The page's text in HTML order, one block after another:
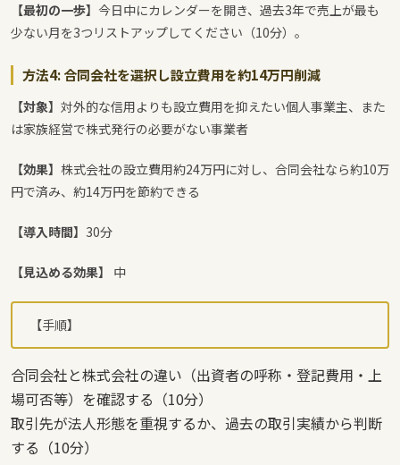
【最初の一歩】 今日中にカレンダーを開き、過去3年で売上が最も
少ない月を3つリストアップしてください（10分）。
方法4: 合同会社を選択し設立費用を約14万円削減
【対象】 対外的な信用よりも設立費用を抑えたい個人事業主、また
は家族経営で株式発行の必要がない事業者
【効果】 株式会社の設立費用約24万円に対し、合同会社なら約10万
円で済み、約14万円を節約できる
【導入時間】 30分
【見込める効果】 中
【手順】
合同会社と株式会社の違い（出資者の呼称・登記費用・上
場可否等）を確認する（10分）
取引先が法人形態を重視するか、過去の取引実績から判断
する（10分）